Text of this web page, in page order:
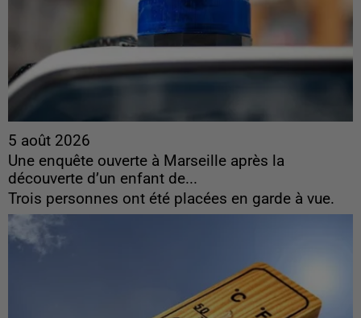
5 août 2026
Une enquête ouverte à Marseille après la
découverte d’un enfant de...
Trois personnes ont été placées en garde à vue.